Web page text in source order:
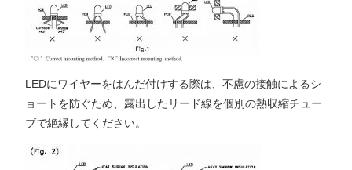
LEDにワイヤーをはんだ付けする際は、不慮の接触によるシ
ョートを防ぐため、露出したリード線を個別の熱収縮チュー
ブで絶縁してください。